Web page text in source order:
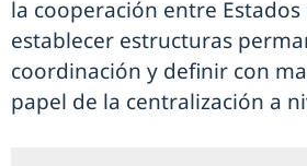
la cooperación entre
establecer estructuras
coordinación y definir con
papel de la centralización a